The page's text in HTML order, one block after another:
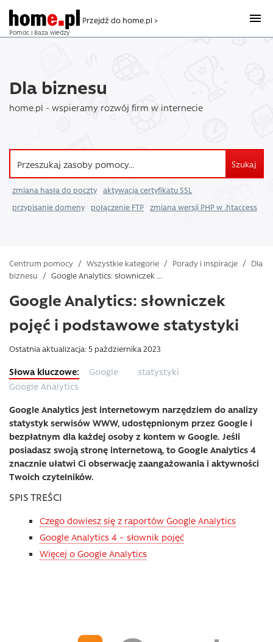
Pomoc i Baza wiedzy
Przejdź do home.pl >
Dla biznesu
home.pl - wspieramy rozwój firm w internecie
Szukaj
zmiana hasła do poczty
aktywacja certyfikatu SSL
przypisanie domeny
połączenie FTP zmiana wersji PHP w .htaccess
Centrum pomocy / Wszystkie kategorie / Porady i inspiracje / Dla
biznesu / Google Analytics: słowniczek ...
Google Analytics: słowniczek
pojęć i podstawowe statystyki
Ostatnia aktualizacja: 5 października 2023
Google
statystyki
Google Analytics
Google Analytics jest internetowym narzędziem do analizy
statystyk serwisów WWW, udostępnionym przez Google i
bezpłatnym dla każdej osoby z kontem w Google. Jeśli
posiadasz swoją stronę internetową, to Google Analytics 4
znacznie ułatwi Ci obserwację zaangażowania i aktywności
Twoich czytelników.
SPIS TREŚCI
Czego dowiesz się z raportów Google Analytics
Google Analytics 4 – słownik pojęć
Więcej o Google Analytics